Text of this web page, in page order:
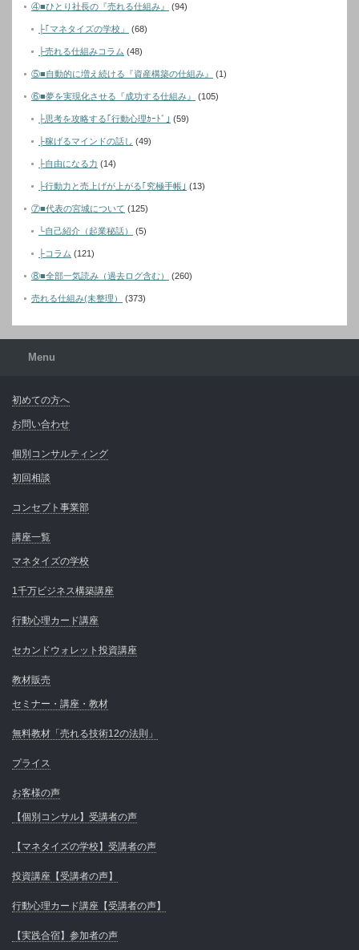
④■ひとり社長の『売れる仕組み』 (94)
├｢マネタイズの学校」 (68)
├売れる仕組みコラム (48)
⑤■自動的に増え続ける『資産構築の仕組み』 (1)
⑥■夢を実現化させる『成功する仕組み』 (105)
├思考を攻略する｢行動心理ｶｰﾄﾞ｣ (59)
├稼げるマインドの話し (49)
├自由になる力 (14)
├行動力と売上げが上がる｢究極手帳｣ (13)
⑦■代表の宮城について (125)
└自己紹介（起業秘話） (5)
├コラム (121)
⑧■全部一気読み（過去ログ含む） (260)
売れる仕組み(未整理） (373)
Menu
初めての方へ
お問い合わせ
個別コンサルティング
初回相談
コンセプト事業部
講座一覧
マネタイズの学校
1千万ビジネス構築講座
行動心理カード講座
セカンドウォレット投資講座
教材販売
セミナー・講座・教材
無料教材「売れる技術12の法則」
プライス
お客様の声
【個別コンサル】受講者の声
【マネタイズの学校】受講者の声
投資講座【受講者の声】
行動心理カード講座【受講者の声】
【実践合宿】参加者の声